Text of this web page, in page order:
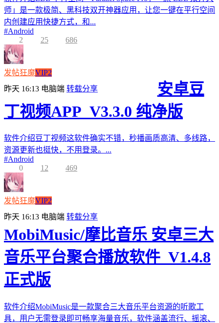
师」是一款极简、黑科技双开神器应用，让您一键在平行空间
内创建应用快捷方式，和...
#Android
2
25 686
发帖狂魔VIP2
昨天 16:13 电脑端 转载分享
安卓豆
丁视频APP_V3.3.0 纯净版
软件介绍豆丁视频这软件确实不错，秒播画质高清、多线路，
资源更新也挺快，不用登录。...
#Android
0
12 469
发帖狂魔VIP2
昨天 16:13 电脑端 转载分享
MobiMusic/摩比音乐 安卓三大
音乐平台聚合播放软件_V1.4.8
正式版
软件介绍MobiMusic是一款聚合三大音乐平台资源的听歌工
具，用户无需登录即可畅享海量音乐，软件涵盖流行、摇滚、